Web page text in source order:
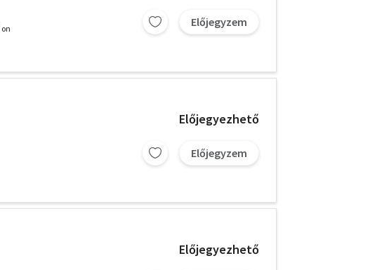
on
Előjegyzem
Előjegyezhető
Előjegyzem
Előjegyezhető